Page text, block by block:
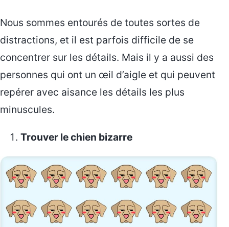
Nous sommes entourés de toutes sortes de
distractions, et il est parfois difficile de se
concentrer sur les détails. Mais il y a aussi des
personnes qui ont un œil d’aigle et qui peuvent
repérer avec aisance les détails les plus
minuscules.
Trouver le chien bizarre